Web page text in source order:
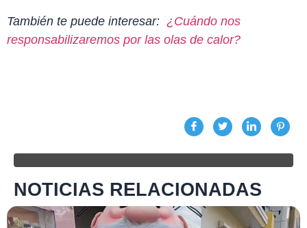
También te puede interesar: ¿Cuándo nos
responsabilizaremos por las olas de calor?
NOTICIAS RELACIONADAS